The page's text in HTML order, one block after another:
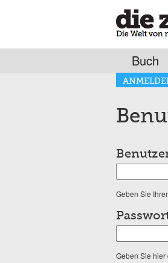
Buch
(AKTIVER
Geben Sie
Geben Sie